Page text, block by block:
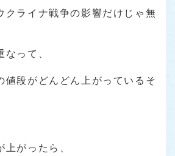
クライナ戦争の影響だけじゃ無
なって、
値段がどんどん上がっているそ
上がったら、